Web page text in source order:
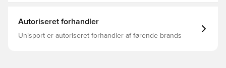
Autoriseret forhandler
Unisport er autoriseret forhandler af førende brands